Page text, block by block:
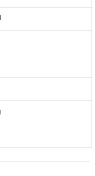
online không quảng
hệ điều hành